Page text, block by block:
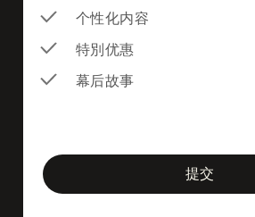
个性化内容
特別优惠
幕后故事
提交